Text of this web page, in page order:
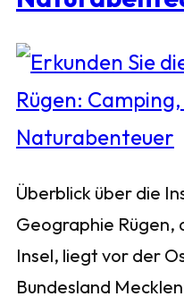
Überblick über die
Geographie Rügen,
Insel, liegt vor der
Bundesland